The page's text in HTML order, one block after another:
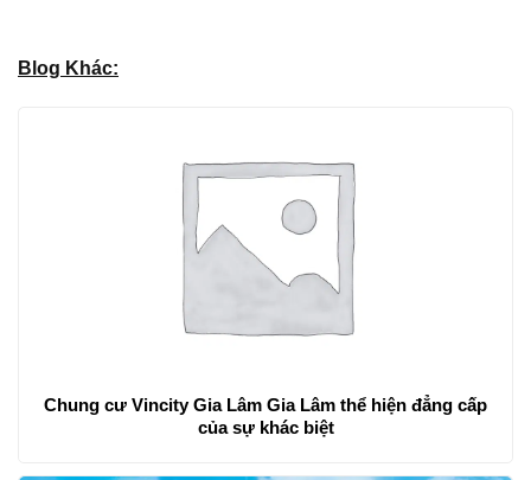
Blog Khác:
Chung cư Vincity Gia Lâm Gia Lâm thể hiện đẳng cấp
của sự khác biệt